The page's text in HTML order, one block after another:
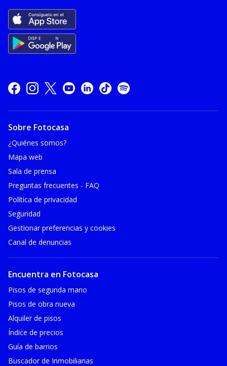
Sobre Fotocasa
¿Quiénes somos?
Mapa web
Sala de prensa
Preguntas frecuentes - FAQ
Política de privacidad
Seguridad
Gestionar preferencias y cookies
Canal de denuncias
Encuentra en Fotocasa
Pisos de segunda mano
Pisos de obra nueva
Alquiler de pisos
Índice de precios
Guía de barrios
Buscador de Inmobiliarias